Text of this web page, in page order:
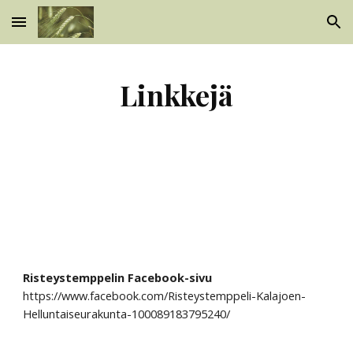
Skip to main content Skip to navigation
Linkkejä
Risteystemppelin Facebook-sivu
https://www.facebook.com/Risteystemppeli-Kalajoen-
Helluntaiseurakunta-100089183795240/